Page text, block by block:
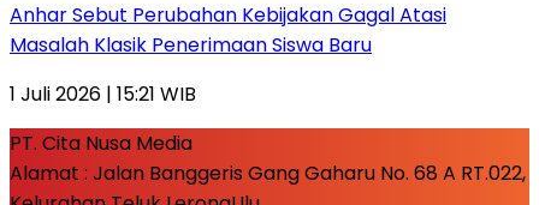
Anhar Sebut Perubahan Kebijakan Gagal Atasi
Masalah Klasik Penerimaan Siswa Baru
1 Juli 2026 | 15:21 WIB
PT. Cita Nusa Media
Alamat : Jalan Banggeris Gang Gaharu No. 68 A RT.022,